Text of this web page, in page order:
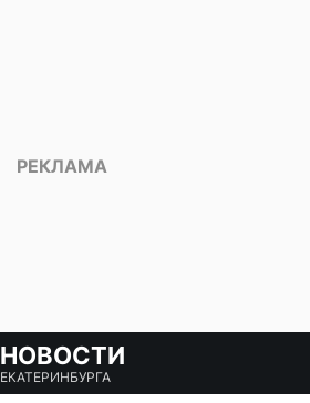
НОВОСТИ
ЕКАТЕРИНБУРГА